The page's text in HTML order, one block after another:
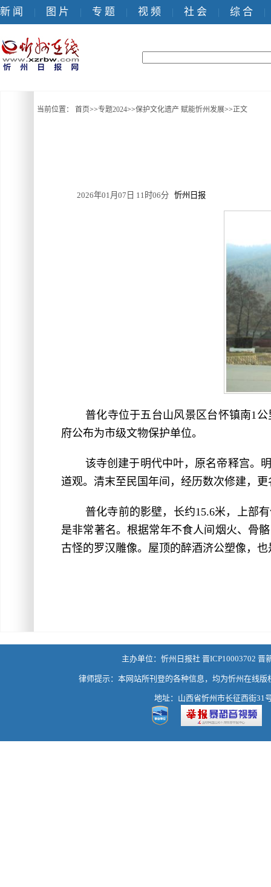
新 闻 | 图 片 | 专 题 | 视 频 | 社 会 | 综 合 |
当前位置： 首页>>专题2024>>保护文化遗产 赋能忻州发展>>正文
2026年01月07日 11时06分 忻州日报
普化寺位于五台山风景区台怀镇南1
府公布为市级文物保护单位。
该寺创建于明代中叶，原名帝释宫。
道观。清末至民国年间，经历数次修建，
普化寺前的影壁，长约15.6米，上部
是非常著名。根据常年不食人间烟火、骨
古怪的罗汉雕像。屋顶的醉酒济公塑像，
主办单位：忻州日报社 晋ICP10003702 晋
律师提示：本网站所刊登的各种信息，均为忻州在线
地址：山西省忻州市长征西街31